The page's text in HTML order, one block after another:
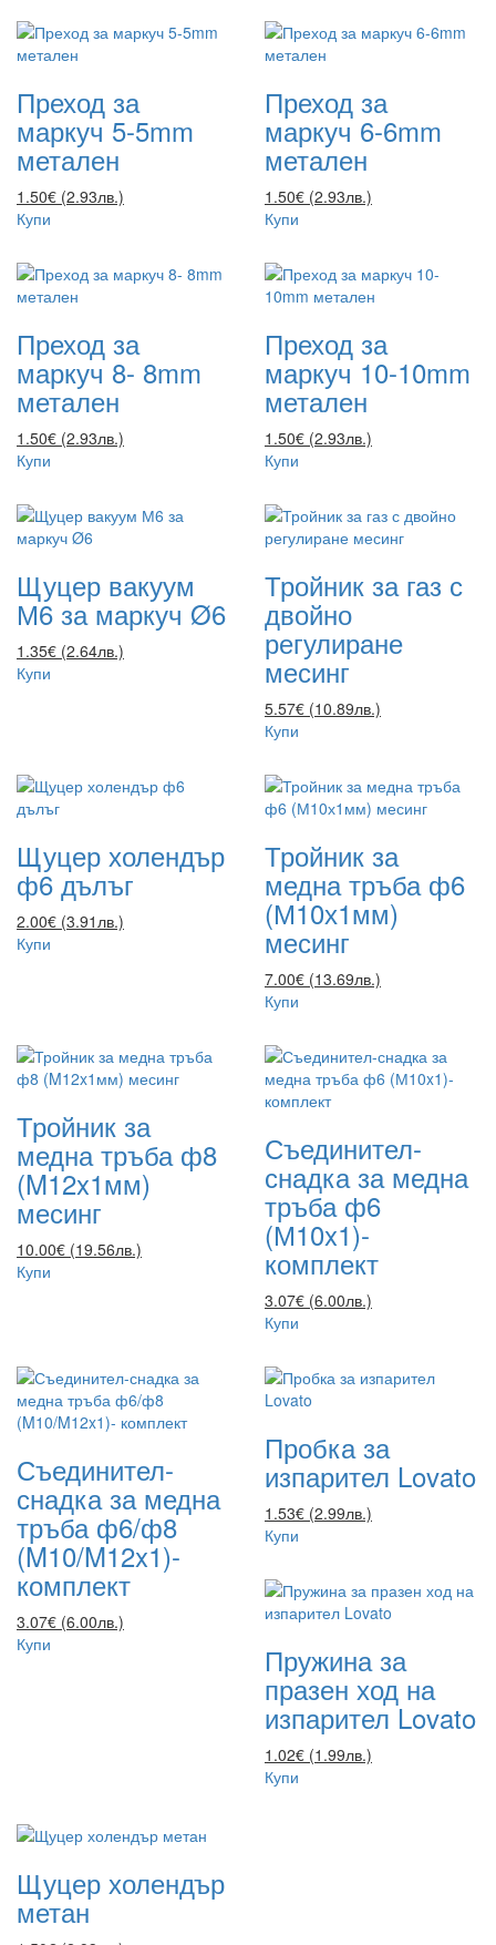
Преход за
маркуч 5-5mm
метален
1.50€ (2.93лв.)
Купи
Преход за
маркуч 6-6mm
метален
1.50€ (2.93лв.)
Купи
Преход за
маркуч 8- 8mm
метален
1.50€ (2.93лв.)
Купи
Преход за
маркуч 10-10mm
метален
1.50€ (2.93лв.)
Купи
Щуцер вакуум
М6 за маркуч Ø6
1.35€ (2.64лв.)
Купи
Тройник за газ с
двойно
регулиране
месинг
5.57€ (10.89лв.)
Купи
Щуцер холендър
ф6 дълъг
2.00€ (3.91лв.)
Купи
Тройник за
медна тръба ф6
(М10х1мм)
месинг
7.00€ (13.69лв.)
Купи
Тройник за
медна тръба ф8
(M12x1мм)
месинг
10.00€ (19.56лв.)
Купи
Съединител-
снадка за медна
тръба ф6
(М10x1)-
комплект
3.07€ (6.00лв.)
Купи
Съединител-
снадка за медна
тръба ф6/ф8
(M10/M12x1)-
комплект
3.07€ (6.00лв.)
Купи
Пробка за
изпарител Lovato
1.53€ (2.99лв.)
Купи
Пружина за
празен ход на
изпарител Lovato
1.02€ (1.99лв.)
Купи
Щуцер холендър
метан